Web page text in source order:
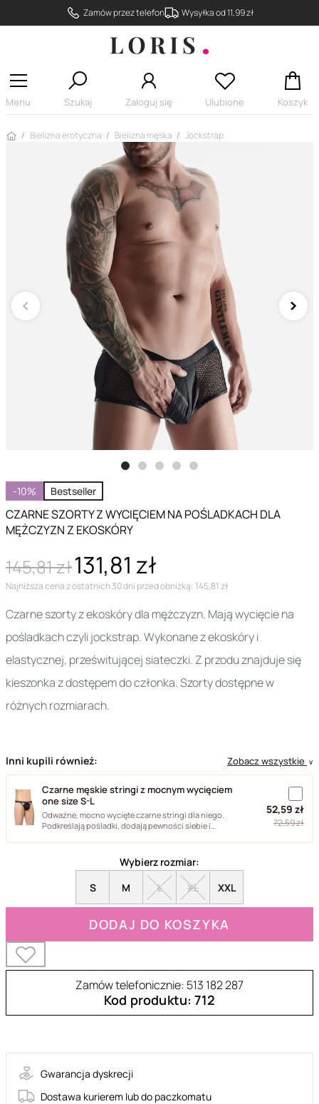
Zamów przez telefon Wysyłka od 11,99 zł
Menu Szukaj Zaloguj się Ulubione Koszyk
Strona główna
Bielizna erotyczna Bielizna męska Jockstrap
-10% Bestseller
CZARNE SZORTY Z WYCIĘCIEM NA POŚLADKACH DLA
MĘŻCZYZN Z EKOSKÓRY
145,81 zł131,81 zł
Najniższa cena z ostatnich 30 dni przed obniżką: 145,81 zł
Czarne szorty z ekoskóry dla mężczyzn. Mają wycięcie na
pośladkach czyli jockstrap. Wykonane z ekoskóry i
elastycznej, prześwitującej siateczki. Z przodu znajduje się
kieszonka z dostępem do członka. Szorty dostępne w
różnych rozmiarach.
Inni kupili również: Zobacz wszystkie ∨
Czarne męskie stringi z mocnym wycięciem
one size S-L
Odważne, mocno wycięte czarne stringi dla niego.
Podkreślają pośladki, dodają pewności siebie i
52,59 zł
72,59 zł
Wybierz rozmiar:
S
M L XL XXL
DODAJ DO KOSZYKA
Zamów telefonicznie: 513 182 287
Kod produktu: 712
Gwarancja dyskrecji
Dostawa kurierem lub do paczkomatu